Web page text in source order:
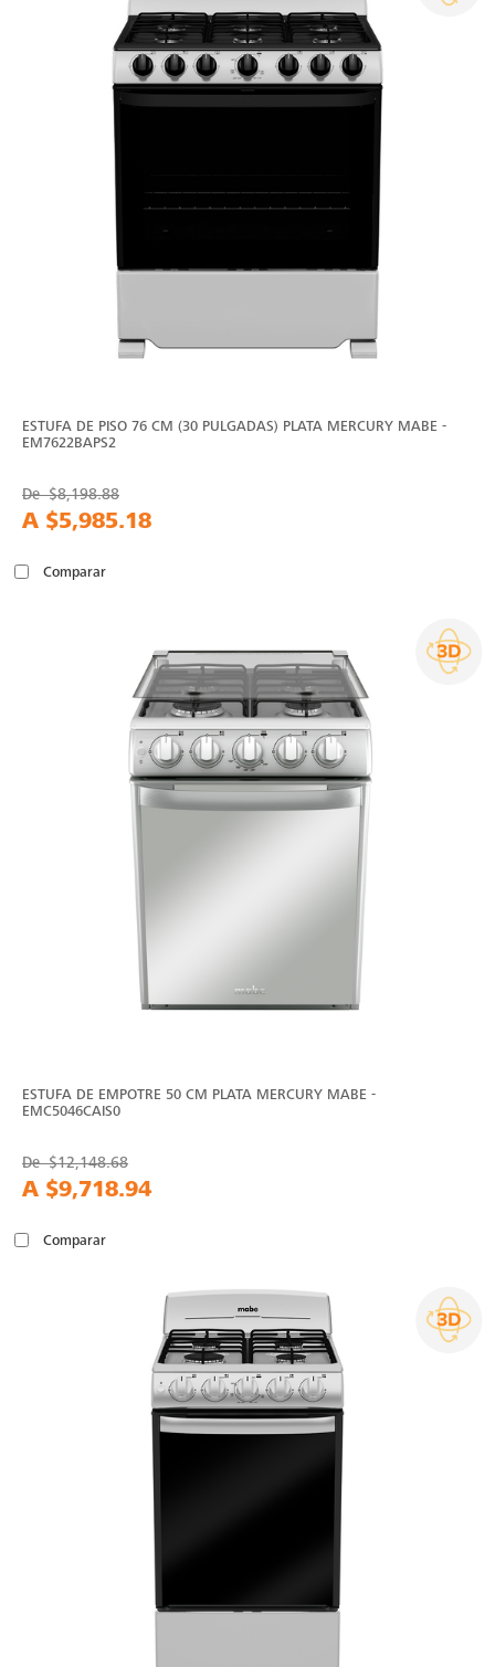
ESTUFA DE PISO 76 CM (30 PULGADAS) PLATA MERCURY MABE -
EM7622BAPS2
De$8,198.88
A $5,985.18
Comparar
ESTUFA DE EMPOTRE 50 CM PLATA MERCURY MABE -
EMC5046CAIS0
De$12,148.68
A $9,718.94
Comparar